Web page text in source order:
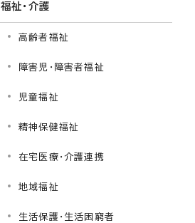
福祉・介護
高齢者福祉
障害児・障害者福祉
児童福祉
精神保健福祉
在宅医療・介護連携
地域福祉
生活保護・生活困窮者